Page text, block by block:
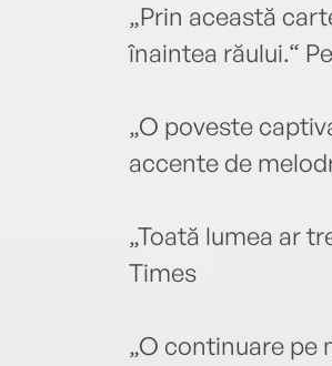
„Prin această
înaintea răului.“
„O poveste
accente de
„Toată lumea ar
Times
„O continuare pe